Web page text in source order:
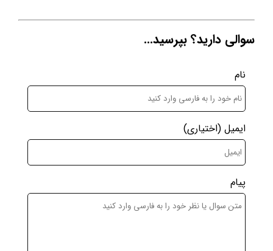
سوالی دارید؟ بپرسید...
نام
ایمیل (اختیاری)
پیام